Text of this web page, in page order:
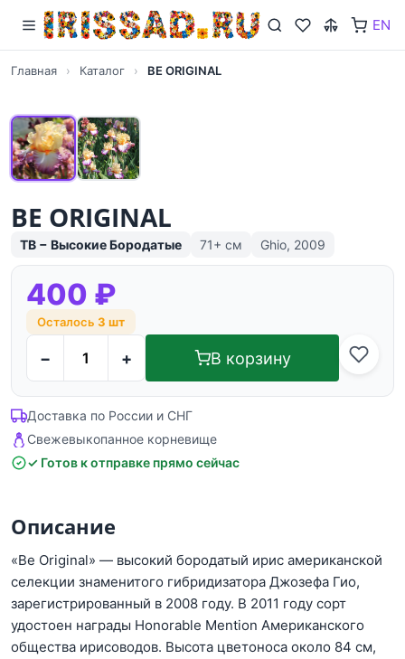
EN
Главная › Каталог › BE ORIGINAL
BE ORIGINAL
TB − Высокие Бородатые 71+ см Ghio, 2009
400 ₽
Осталось 3 шт
− + В корзину
Доставка по России и СНГ
Свежевыкопанное корневище
✓ Готов к отправке прямо сейчас
Описание
«Be Original» — высокий бородатый ирис американской
селекции знаменитого гибридизатора Джозефа Гио,
зарегистрированный в 2008 году. В 2011 году сорт
удостоен награды Honorable Mention Американского
общества ирисоводов. Высота цветоноса около 84 см,